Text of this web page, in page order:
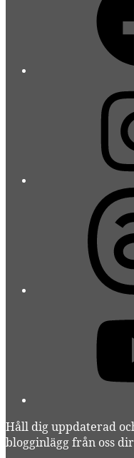
Håll dig uppdaterad
blogginlägg från oss